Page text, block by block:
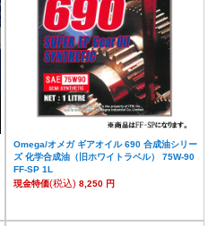
Omega/オメガ ギアオイル 690 合成油シリー
ズ 化学合成油（旧ホワイトラベル） 75W-90
FF-SP 1L
現金特価(税込) 8,250 円